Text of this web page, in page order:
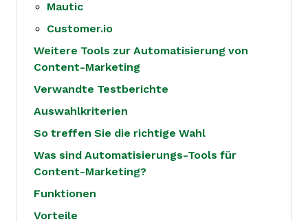
Mautic
Customer.io
Weitere Tools zur Automatisierung von
Content-Marketing
Verwandte Testberichte
Auswahlkriterien
So treffen Sie die richtige Wahl
Was sind Automatisierungs-Tools für
Content-Marketing?
Funktionen
Vorteile